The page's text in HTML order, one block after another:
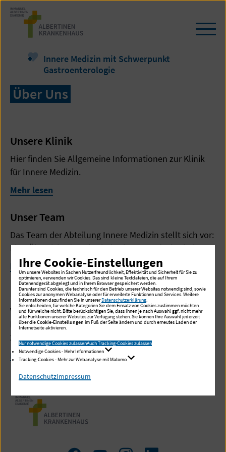
Zum
Seiteninhalt
springen
Innere Medizin mit Schwerpunkt
Gastroenterologie
Über Uns
Unsere Klinik
Hier finden Sie Allgemeine Informationen zur Klinik
für Innere Medizin.
Mehr lesen
Unser Team
Das Team der Abteilung Innere Medizin stellt sich vor:
Eine Übersicht der Mitarbeiterinnen und Mitarbeiter.
Mehr lesen
Publikationen
Verzeichnis der Vorträge und Publikationen von
Mitarbeitenden der Klinik für Innere Medizin (Start
2007/ Stand März 2019).
Mehr lesen
Ihre Cookie-Einstellungen
Um unsere Websites in Sachen Nutzerfreundlichkeit, Effektivität und Sicherheit für Sie zu
optimieren, verwenden wir Cookies. Das sind kleine Textdateien, die auf Ihrem
Datenendgerät abgelegt und in Ihrem Browser gespeichert werden.
Darunter sind Cookies, die technisch für den Betrieb unserer Websites notwendig sind, sowie
Cookies zur anonymen Webanalyse oder für erweiterte Funktionen und Services. Weitere
Informationen dazu finden Sie in unsererDatenschutzerklärung
Sie entscheiden, für welche Kategorien Sie dem Einsatz von Cookies zustimmen möchten
und für welche nicht. Bitte berücksichtigen Sie, dass Ihnen je nach Auswahl ggf. nicht mehr
alle Funktionen unserer Websites zur Verfügung stehen. Sie können Ihre Auswahl jederzeit
über dieCookie-Einstellungen im Fuß der Seite ändern und durch erneutes Laden der
Internetseite aktivieren.
Nur notwendige Cookies zulassenAuch Tracking-Cookies zulassen
Notwendige Cookies - Mehr Informationen
Tracking-Cookies - Mehr zur Webanalyse mit Matomo
DatenschutzImpressum